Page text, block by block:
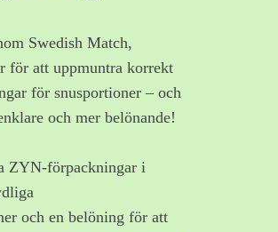
Swedish Match,
för att uppmuntra korrekt
för snusportioner – och
och mer belönande!
ZYN-förpackningar i
och en belöning för att